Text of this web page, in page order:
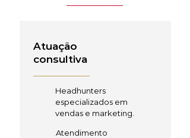
Atuação
consultiva
Headhunters
especializados em
vendas e marketing.
Atendimento